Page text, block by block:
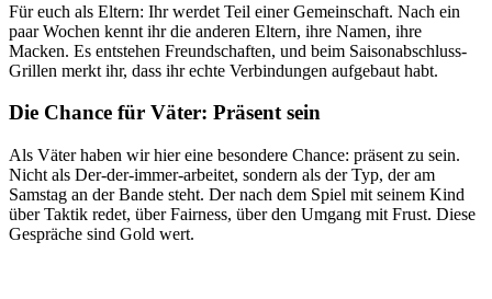
Für euch als Eltern: Ihr werdet Teil einer Gemeinschaft. Nach ein
paar Wochen kennt ihr die anderen Eltern, ihre Namen, ihre
Macken. Es entstehen Freundschaften, und beim Saisonabschluss-
Grillen merkt ihr, dass ihr echte Verbindungen aufgebaut habt.
Die Chance für Väter: Präsent sein
Als Väter haben wir hier eine besondere Chance: präsent zu sein.
Nicht als Der-der-immer-arbeitet, sondern als der Typ, der am
Samstag an der Bande steht. Der nach dem Spiel mit seinem Kind
über Taktik redet, über Fairness, über den Umgang mit Frust. Diese
Gespräche sind Gold wert.